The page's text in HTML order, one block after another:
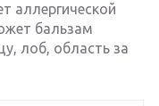
аллергической
бальзам
лоб, область за